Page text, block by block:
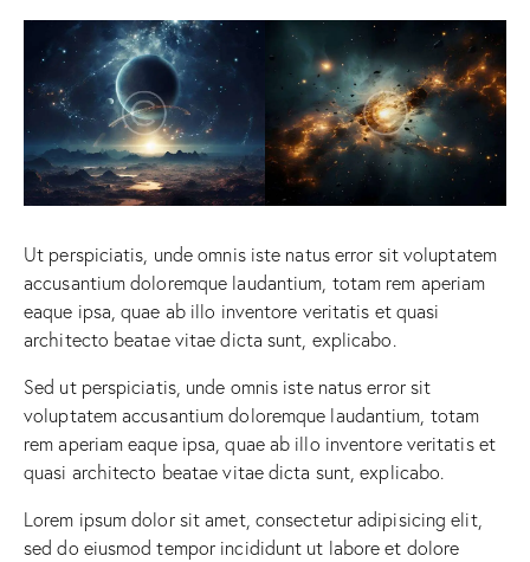
Ut perspiciatis, unde omnis iste natus error sit voluptatem
accusantium doloremque laudantium, totam rem aperiam
eaque ipsa, quae ab illo inventore veritatis et quasi
architecto beatae vitae dicta sunt, explicabo.
Sed ut perspiciatis, unde omnis iste natus error sit
voluptatem accusantium doloremque laudantium, totam
rem aperiam eaque ipsa, quae ab illo inventore veritatis et
quasi architecto beatae vitae dicta sunt, explicabo.
Lorem ipsum dolor sit amet, consectetur adipisicing elit,
sed do eiusmod tempor incididunt ut labore et dolore